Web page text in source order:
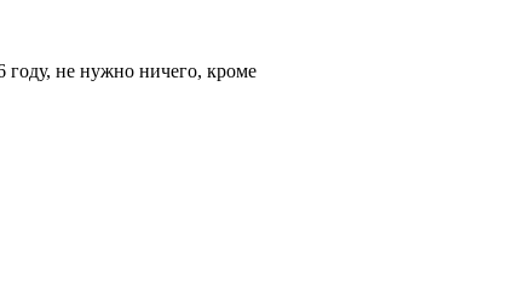
году, не нужно ничего, кроме